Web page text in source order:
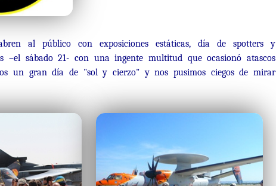
al público con exposiciones estáticas, día de spotters y
sábado 21- con una ingente multitud que ocasionó atascos
un gran día de "sol y cierzo" y nos pusimos ciegos de mirar